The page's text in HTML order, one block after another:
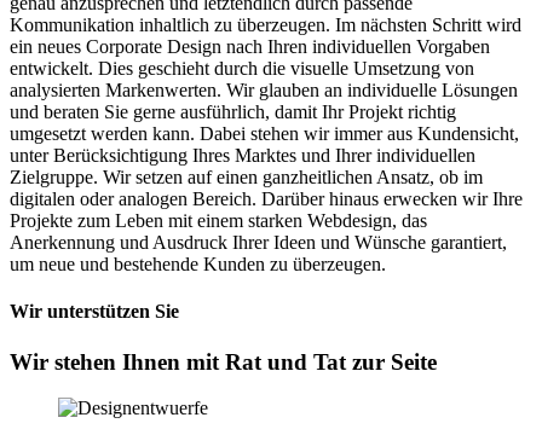
Kommunikation inhaltlich zu überzeugen. Im nächsten Schritt wird
ein neues Corporate Design nach Ihren individuellen Vorgaben
entwickelt. Dies geschieht durch die visuelle Umsetzung von
analysierten Markenwerten. Wir glauben an individuelle Lösungen
und beraten Sie gerne ausführlich, damit Ihr Projekt richtig
umgesetzt werden kann. Dabei stehen wir immer aus Kundensicht,
unter Berücksichtigung Ihres Marktes und Ihrer individuellen
Zielgruppe. Wir setzen auf einen ganzheitlichen Ansatz, ob im
digitalen oder analogen Bereich. Darüber hinaus erwecken wir Ihre
Projekte zum Leben mit einem starken Webdesign, das
Anerkennung und Ausdruck Ihrer Ideen und Wünsche garantiert,
um neue und bestehende Kunden zu überzeugen.
Wir unterstützen Sie
Wir stehen Ihnen mit Rat und Tat zur Seite